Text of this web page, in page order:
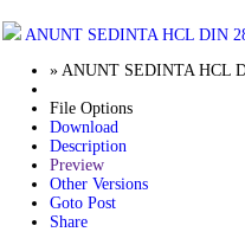
ANUNT SEDINTA HCL DIN
» ANUNT SEDINTA HCL
File Options
Download
Description
Preview
Other Versions
Goto Post
Share